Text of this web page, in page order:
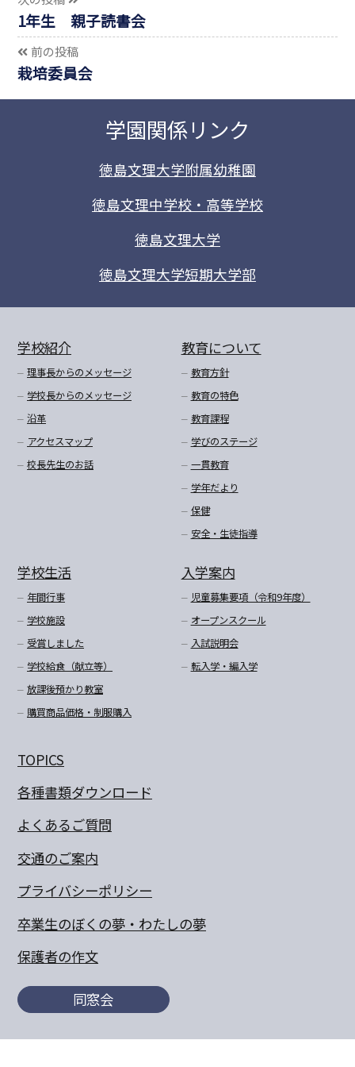
1年生 親子読書会
前の投稿
栽培委員会
学園関係リンク
徳島文理大学附属幼稚園
徳島文理中学校・高等学校
徳島文理大学
徳島文理大学短期大学部
学校紹介
理事長からのメッセージ
学校長からのメッセージ
沿革
アクセスマップ
校長先生のお話
教育について
教育方針
教育の特色
教育課程
学びのステージ
一貫教育
学年だより
保健
安全・生徒指導
学校生活
年間行事
学校施設
受賞しました
学校給食（献立等）
放課後預かり教室
購買商品価格・制服購入
入学案内
児童募集要項（令和9年度）
オープンスクール
入試説明会
転入学・編入学
TOPICS
各種書類ダウンロード
よくあるご質問
交通のご案内
プライバシーポリシー
卒業生のぼくの夢・わたしの夢
保護者の作文
同窓会